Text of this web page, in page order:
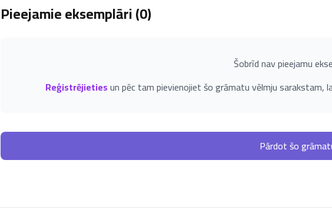
Pieejamie eksemplāri (0)
Šobrīd nav pieejamu
Reģistrējietiesun pēc tam pievienojiet šo grāmatu vēlmju sarakstam,
Pārdot šo